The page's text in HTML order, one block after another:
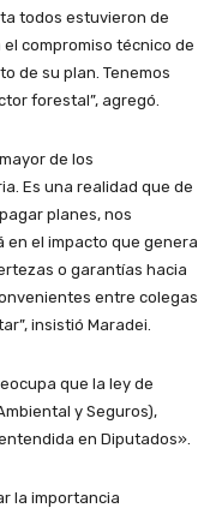
todos estuvieron de
compromiso técnico de
de su plan. Tenemos
forestal”, agregó.
de los
Es una realidad que de
planes, nos
en el impacto que genera
o garantías hacia
entre colegas
insistió Maradei.
que la ley de
y Seguros),
en Diputados».
la importancia